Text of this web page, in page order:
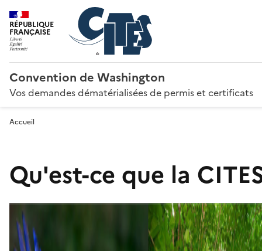
RÉPUBLIQUE
FRANÇAISE
Convention de Washington
Vos demandes dématérialisées de permis et certificats
Accueil
Qu'est-ce que la